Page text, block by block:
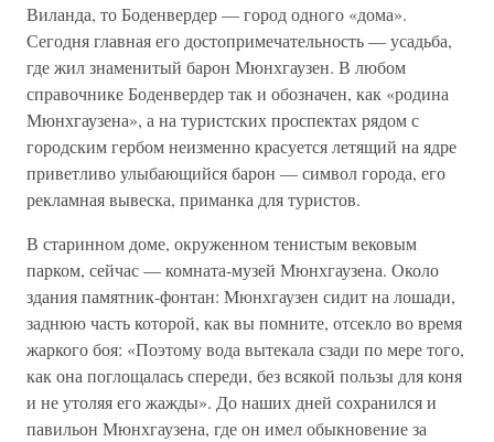
Виланда, то Боденвердер — город одного «дома».
Сегодня главная его достопримечательность — усадьба,
где жил знаменитый барон Мюнхгаузен. В любом
справочнике Боденвердер так и обозначен, как «родина
Мюнхгаузена», а на туристских проспектах рядом с
городским гербом неизменно красуется летящий на ядре
приветливо улыбающийся барон — символ города, его
рекламная вывеска, приманка для туристов.
В старинном доме, окруженном тенистым вековым
парком, сейчас — комната-музей Мюнхгаузена. Около
здания памятник-фонтан: Мюнхгаузен сидит на лошади,
заднюю часть которой, как вы помните, отсекло во время
жаркого боя: «Поэтому вода вытекала сзади по мере того,
как она поглощалась спереди, без всякой пользы для коня
и не утоляя его жажды». До наших дней сохранился и
павильон Мюнхгаузена, где он имел обыкновение за